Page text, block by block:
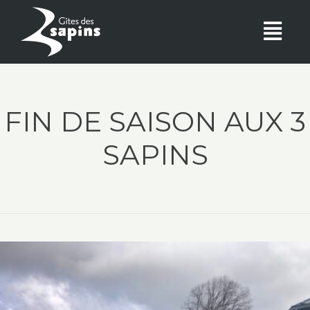
FIN DE SAISON AUX 3
SAPINS